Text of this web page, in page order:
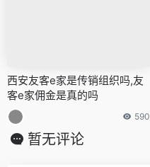
西安友客e家是传销组织吗,友
客e家佣金是真的吗
590
暂无评论